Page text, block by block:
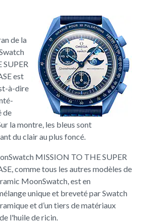
de la
est
à-dire
de
la montre, les bleus sont
du clair au plus foncé.
MISSION TO THE SUPER
comme tous les autres modèles de
MoonSwatch, est en
unique et breveté par Swatch
et d’un tiers de matériaux
l'huile de ricin.